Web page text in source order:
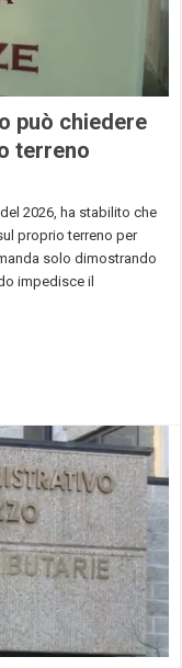
può chiedere
terreno
2026, ha stabilito che
proprio terreno per
solo dimostrando
impedisce il